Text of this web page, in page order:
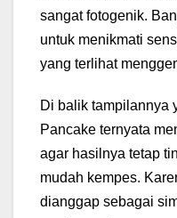
sangat fotogenik.
untuk menikmati
yang terlihat
Di balik tampilannya
Pancake ternyata
agar hasilnya tetap
mudah kempes.
dianggap sebagai